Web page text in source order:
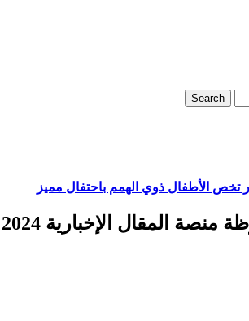
Search
تخص الأطفال ذوي الهمم باحتفال مميز
المقال الإخبارية 2024 ©